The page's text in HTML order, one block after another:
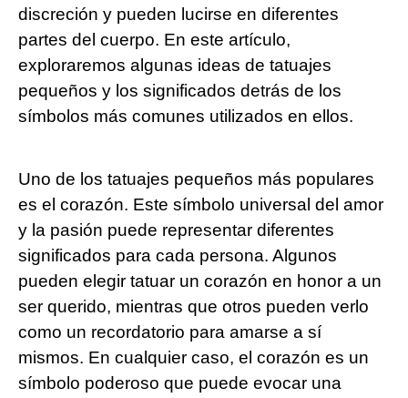
discreción y pueden lucirse en diferentes
partes del cuerpo. En este artículo,
exploraremos algunas ideas de tatuajes
pequeños y los significados detrás de los
símbolos más comunes utilizados en ellos.
Uno de los tatuajes pequeños más populares
es el corazón. Este símbolo universal del amor
y la pasión puede representar diferentes
significados para cada persona. Algunos
pueden elegir tatuar un corazón en honor a un
ser querido, mientras que otros pueden verlo
como un recordatorio para amarse a sí
mismos. En cualquier caso, el corazón es un
símbolo poderoso que puede evocar una